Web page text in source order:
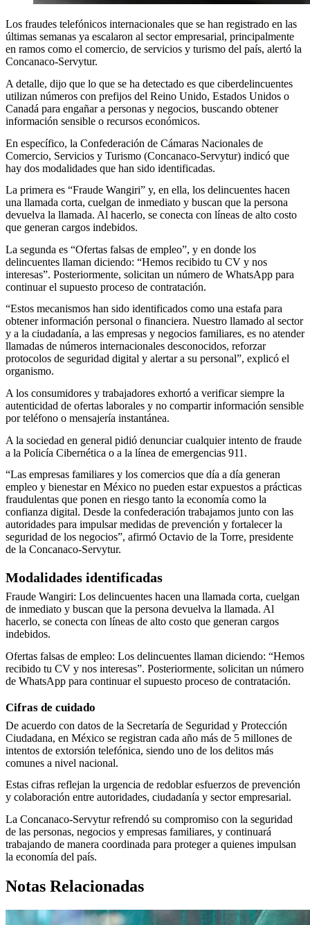
Los fraudes telefónicos internacionales que se han registrado en las
últimas semanas ya escalaron al sector empresarial, principalmente
en ramos como el comercio, de servicios y turismo del país, alertó la
Concanaco-Servytur.
A detalle, dijo que lo que se ha detectado es que ciberdelincuentes
utilizan números con prefijos del Reino Unido, Estados Unidos o
Canadá para engañar a personas y negocios, buscando obtener
información sensible o recursos económicos.
En específico, la Confederación de Cámaras Nacionales de
Comercio, Servicios y Turismo (Concanaco-Servytur) indicó que
hay dos modalidades que han sido identificadas.
La primera es “Fraude Wangiri” y, en ella, los delincuentes hacen
una llamada corta, cuelgan de inmediato y buscan que la persona
devuelva la llamada. Al hacerlo, se conecta con líneas de alto costo
que generan cargos indebidos.
La segunda es “Ofertas falsas de empleo”, y en donde los
delincuentes llaman diciendo: “Hemos recibido tu CV y nos
interesas”. Posteriormente, solicitan un número de WhatsApp para
continuar el supuesto proceso de contratación.
“Estos mecanismos han sido identificados como una estafa para
obtener información personal o financiera. Nuestro llamado al sector
y a la ciudadanía, a las empresas y negocios familiares, es no atender
llamadas de números internacionales desconocidos, reforzar
protocolos de seguridad digital y alertar a su personal”, explicó el
organismo.
A los consumidores y trabajadores exhortó a verificar siempre la
autenticidad de ofertas laborales y no compartir información sensible
por teléfono o mensajería instantánea.
A la sociedad en general pidió denunciar cualquier intento de fraude
a la Policía Cibernética o a la línea de emergencias 911.
“Las empresas familiares y los comercios que día a día generan
empleo y bienestar en México no pueden estar expuestos a prácticas
fraudulentas que ponen en riesgo tanto la economía como la
confianza digital. Desde la confederación trabajamos junto con las
autoridades para impulsar medidas de prevención y fortalecer la
seguridad de los negocios”, afirmó Octavio de la Torre, presidente
de la Concanaco-Servytur.
Modalidades identificadas
Fraude Wangiri: Los delincuentes hacen una llamada corta, cuelgan
de inmediato y buscan que la persona devuelva la llamada. Al
hacerlo, se conecta con líneas de alto costo que generan cargos
indebidos.
Ofertas falsas de empleo: Los delincuentes llaman diciendo: “Hemos
recibido tu CV y nos interesas”. Posteriormente, solicitan un número
de WhatsApp para continuar el supuesto proceso de contratación.
Cifras de cuidado
De acuerdo con datos de la Secretaría de Seguridad y Protección
Ciudadana, en México se registran cada año más de 5 millones de
intentos de extorsión telefónica, siendo uno de los delitos más
comunes a nivel nacional.
Estas cifras reflejan la urgencia de redoblar esfuerzos de prevención
y colaboración entre autoridades, ciudadanía y sector empresarial.
La Concanaco-Servytur refrendó su compromiso con la seguridad
de las personas, negocios y empresas familiares, y continuará
trabajando de manera coordinada para proteger a quienes impulsan
la economía del país.
Notas Relacionadas